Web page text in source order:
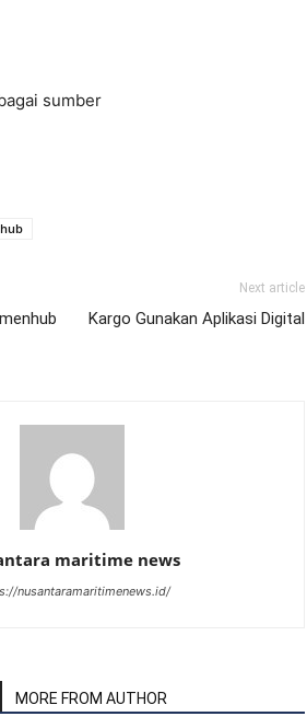
sumber
Next article
Kargo Gunakan Aplikasi Digital
maritime news
nusantaramaritimenews.id/
MORE FROM AUTHOR